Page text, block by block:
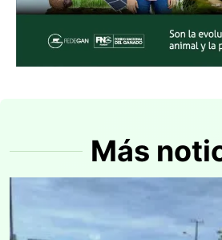
Más